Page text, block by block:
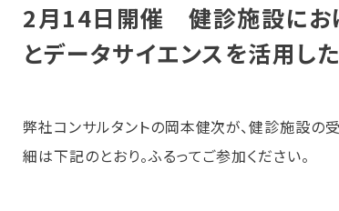
2月14日開催 健診施設にお
とデータサイエンスを活用し
弊社コンサルタントの岡本健次が、健診施設の
細は下記のとおり。ふるってご参加ください。